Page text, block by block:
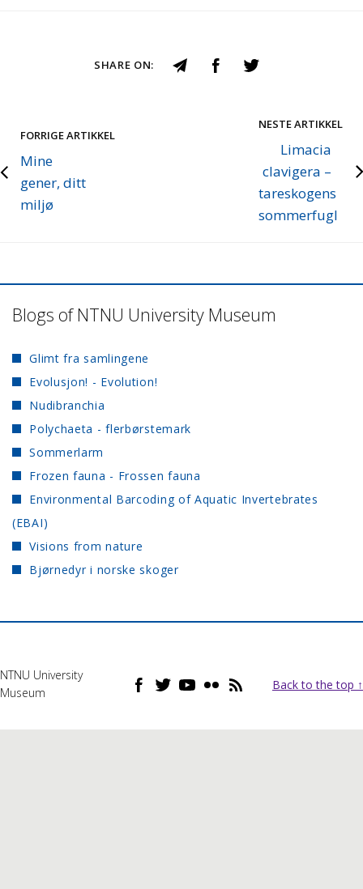
SHARE ON:
FORRIGE ARTIKKEL
Mine
gener, ditt
miljø
NESTE ARTIKKEL
Limacia
clavigera –
tareskogens
sommerfugl
Blogs of NTNU University Museum
Glimt fra samlingene
Evolusjon! - Evolution!
Nudibranchia
Polychaeta - flerbørstemark
Sommerlarm
Frozen fauna - Frossen fauna
Environmental Barcoding of Aquatic Invertebrates
(EBAI)
Visions from nature
Bjørnedyr i norske skoger
NTNU University
Museum
Back to the top ↑